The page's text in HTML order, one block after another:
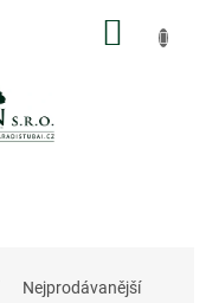
Nejprodávanější